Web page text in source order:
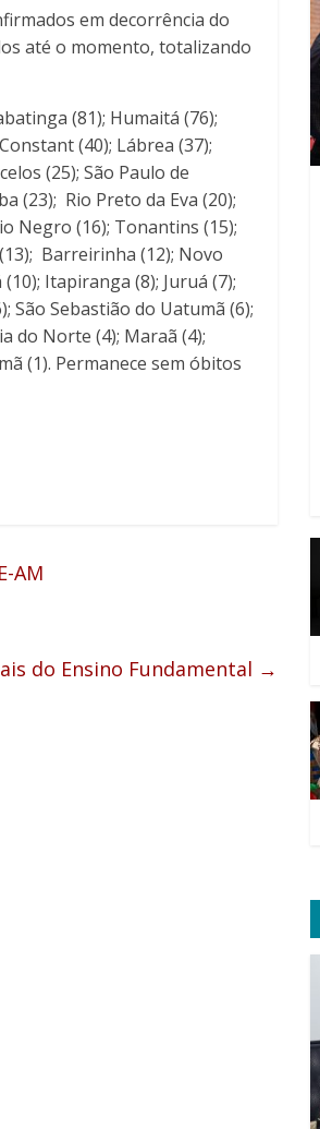
em decorrência do
até o momento, totalizando
(81); Humaitá (76);
(40); Lábrea (37);
(25); São Paulo de
(23); Rio Preto da Eva (20);
Negro (16); Tonantins (15);
Barreirinha (12); Novo
Itapiranga (8); Juruá (7);
São Sebastião do Uatumã (6);
do Norte (4); Maraã (4);
(1). Permanece sem óbitos
AM
do Ensino Fundamental →